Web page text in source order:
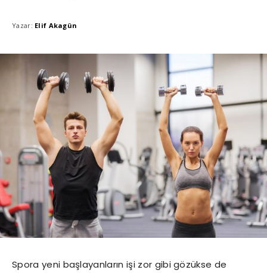
Yazar: Elif Akagün
Spora yeni başlayanların işi zor gibi gözükse de